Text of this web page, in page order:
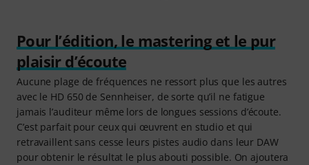
Pour l’édition, le mastering et le pur
plaisir d’écoute
Aucune plage de fréquences ne ressort plus que les autres
avec le HD 650 de Sennheiser, de sorte qu’il ne fatigue
jamais l’auditeur même lors de longues sessions d’écoute.
C’est parfait pour ceux qui œuvrent en studio et qui
retravaillent sans cesse leurs pistes audio dans leur DAW
pour obtenir le résultat le plus abouti possible. On ajoutera